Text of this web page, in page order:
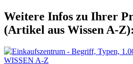
Weitere Infos zu Ihrer
(Artikel aus Wissen A-Z):